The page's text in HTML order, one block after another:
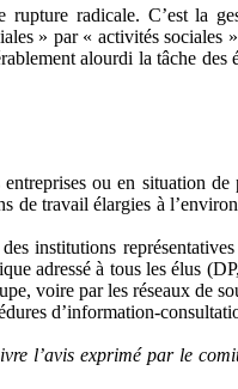
radicale. C’est la
» par « activités sociales
alourdi la tâche des
ou en situation
de travail élargies à
institutions
adressé à tous les élus
voire par les réseaux de
d’information-
l’avis exprimé par le